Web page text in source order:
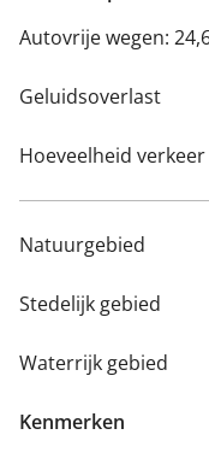
Autovrije wegen:
Geluidsoverlast
Hoeveelheid verkeer
Natuurgebied
Stedelijk gebied
Waterrijk gebied
Kenmerken